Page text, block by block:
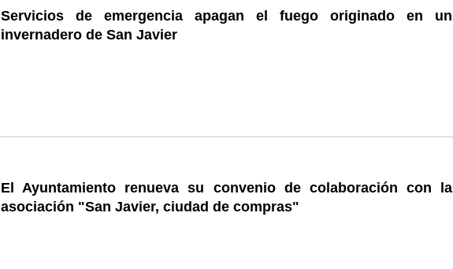
Servicios de emergencia apagan el fuego originado en un
invernadero de San Javier
El Ayuntamiento renueva su convenio de colaboración con la
asociación "San Javier, ciudad de compras"